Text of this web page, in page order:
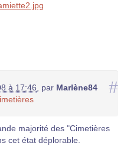
#
à 17:46 par Marlène84
majorité des "Cimetières
cet état déplorable.